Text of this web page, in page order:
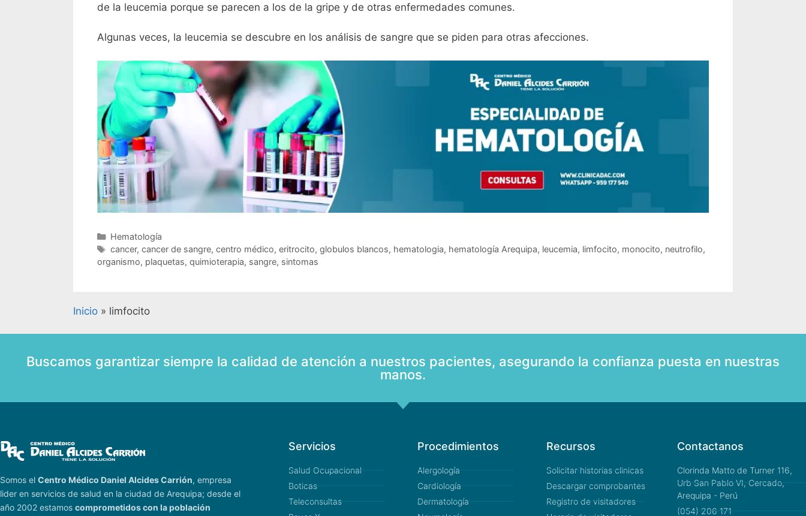
de la leucemia porque se parecen a los de la gripe y de otras enfermedades comunes.
Algunas veces, la leucemia se descubre en los análisis de sangre que se piden para otras afecciones.
Hematología
cancer, cancer de sangre, centro médico, eritrocito, globulos blancos, hematologia, hematología Arequipa, leucemia, limfocito, monocito, neutrofilo,
organismo, plaquetas, quimioterapia, sangre, sintomas
Inicio » limfocito
Buscamos garantizar siempre la calidad de atención a nuestros pacientes, asegurando la confianza puesta en nuestras
manos.
Somos el Centro Médico Daniel Alcides Carrión, empresa
lider en servicios de salud en la ciudad de Arequipa; desde el
año 2002 estamos comprometidos con la población
Servicios
Salud Ocupacional
Boticas
Teleconsultas
Procedimientos
Alergología
Cardiología
Dermatología
Recursos
Solicitar historias clinicas
Descargar comprobantes
Registro de visitadores
Contactanos
Clorinda Matto de Turner 116,
Urb San Pablo VI, Cercado,
Arequipa - Perú
(054) 206 171